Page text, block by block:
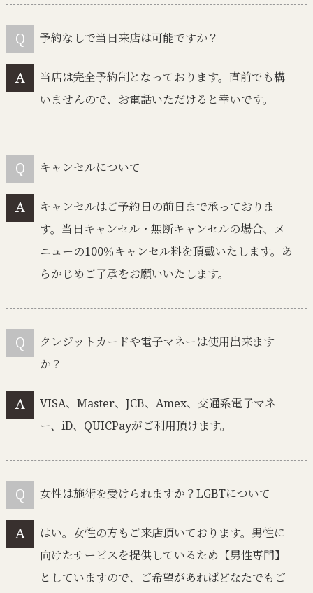
予約なしで当日来店は可能ですか？
当店は完全予約制となっております。直前でも構
いませんので、お電話いただけると幸いです。
キャンセルについて
キャンセルはご予約日の前日まで承っておりま
す。当日キャンセル・無断キャンセルの場合、メ
ニューの100％キャンセル料を頂戴いたします。あ
らかじめご了承をお願いいたします。
クレジットカードや電子マネーは使用出来ます
か？
VISA、Master、JCB、Amex、交通系電子マネ
ー、iD、QUICPayがご利用頂けます。
女性は施術を受けられますか？LGBTについて
はい。女性の方もご来店頂いております。男性に
向けたサービスを提供しているため【男性専門】
としていますので、ご希望があればどなたでもご